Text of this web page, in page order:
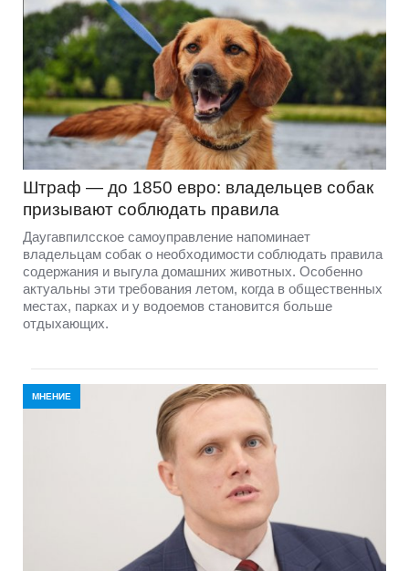
Штраф — до 1850 евро: владельцев собак
призывают соблюдать правила
Даугавпилсское самоуправление напоминает
владельцам собак о необходимости соблюдать правила
содержания и выгула домашних животных. Особенно
актуальны эти требования летом, когда в общественных
местах, парках и у водоемов становится больше
отдыхающих.
МНЕНИЕ